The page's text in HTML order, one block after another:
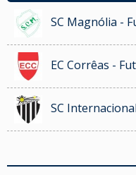
SC Magnólia -
EC Corrêas -
SC